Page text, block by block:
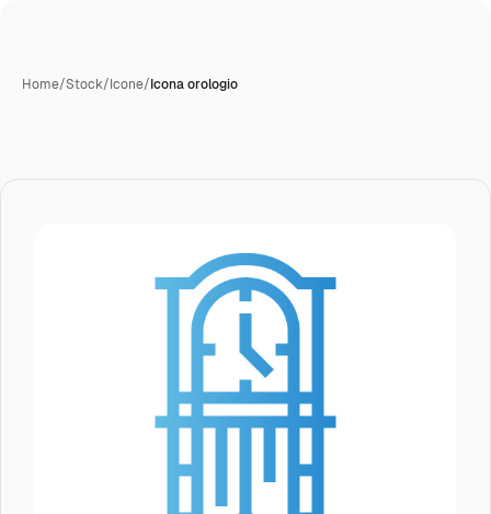
Home/Stock/Icone/Icona orologio